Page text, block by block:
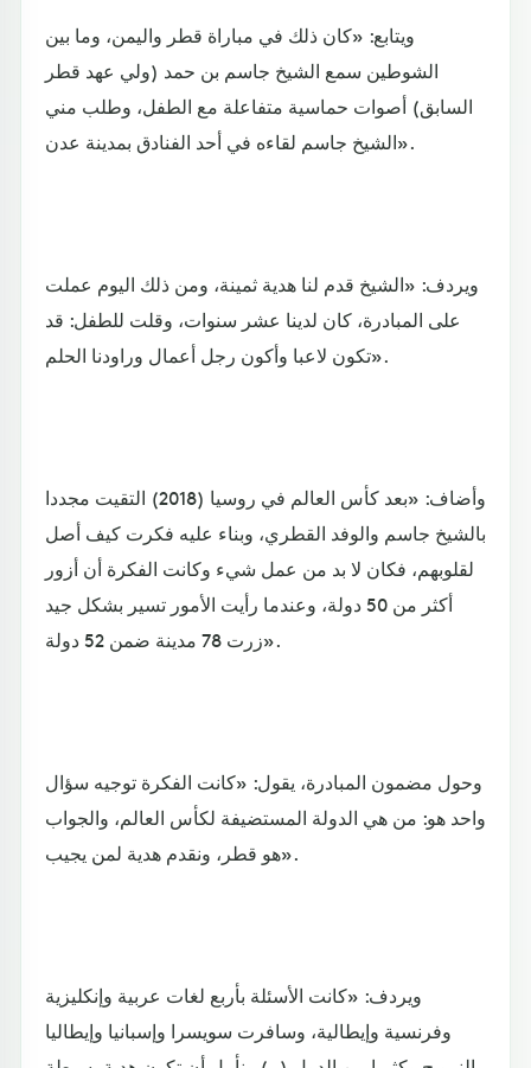
ويتابع: «كان ذلك في مباراة قطر واليمن، وما بين
الشوطين سمع الشيخ جاسم بن حمد (ولي عهد قطر
السابق) أصوات حماسية متفاعلة مع الطفل، وطلب مني
الشيخ جاسم لقاءه في أحد الفنادق بمدينة عدن».
ويردف: «الشيخ قدم لنا هدية ثمينة، ومن ذلك اليوم عملت
على المبادرة، كان لدينا عشر سنوات، وقلت للطفل: قد
تكون لاعبا وأكون رجل أعمال وراودنا الحلم».
وأضاف: «بعد كأس العالم في روسيا (2018) التقيت مجددا
بالشيخ جاسم والوفد القطري، وبناء عليه فكرت كيف أصل
لقلوبهم، فكان لا بد من عمل شيء وكانت الفكرة أن أزور
أكثر من 50 دولة، وعندما رأيت الأمور تسير بشكل جيد
زرت 78 مدينة ضمن 52 دولة».
وحول مضمون المبادرة، يقول: «كانت الفكرة توجيه سؤال
واحد هو: من هي الدولة المستضيفة لكأس العالم، والجواب
هو قطر، ونقدم هدية لمن يجيب».
ويردف: «كانت الأسئلة بأربع لغات عربية وإنكليزية
وفرنسية وإيطالية، وسافرت سويسرا وإسبانيا وإيطاليا